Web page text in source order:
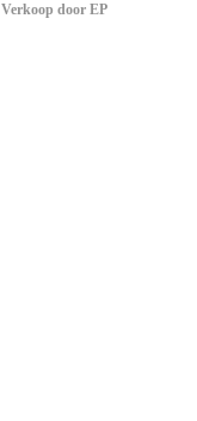
Verkoop door EP